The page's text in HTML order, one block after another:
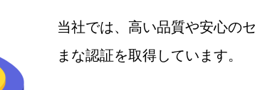
当社では、高い品質や安心の
まな認証を取得しています。